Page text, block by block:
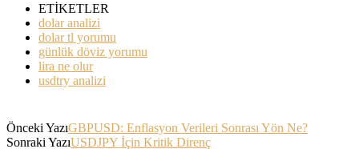
ETİKETLER
dolar analizi
dolar tl yorumu
günlük döviz yorumu
lira ne olur
usdtry analizi
Önceki YazıGBPUSD: Enflasyon Verileri Sonrası Yön Ne?
Sonraki YazıUSDJPY İçin Kritik Direnç